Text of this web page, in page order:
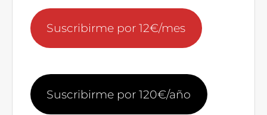
Suscribirme por 12€/mes
Suscribirme por 120€/año